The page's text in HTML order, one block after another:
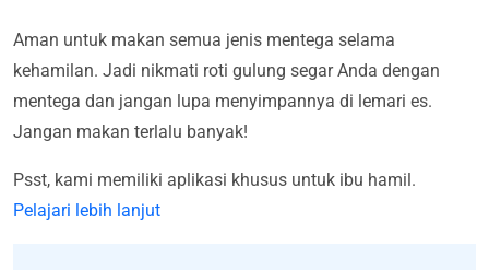
Aman untuk makan semua jenis mentega selama
kehamilan. Jadi nikmati roti gulung segar Anda dengan
mentega dan jangan lupa menyimpannya di lemari es.
Jangan makan terlalu banyak!
Psst, kami memiliki aplikasi khusus untuk ibu hamil.
Pelajari lebih lanjut